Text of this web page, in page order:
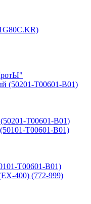
T00601-B01)
T00601-B01)